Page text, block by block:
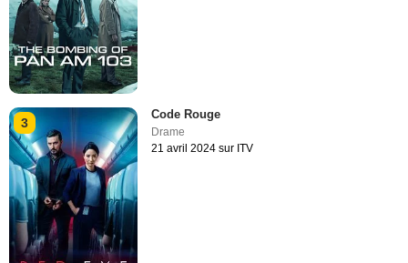
3
Code Rouge
Drame
21 avril 2024 sur ITV